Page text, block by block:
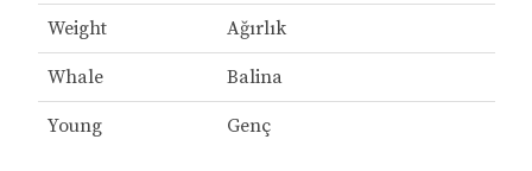
Weight Ağırlık
Whale Balina
Young Genç